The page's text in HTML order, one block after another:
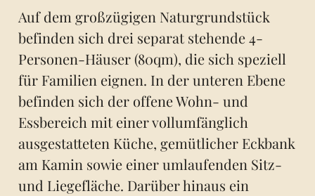
Auf dem großzügigen Naturgrundstück
befinden sich drei separat stehende 4-
Personen-Häuser (80qm), die sich speziell
für Familien eignen. In der unteren Ebene
befinden sich der offene Wohn- und
Essbereich mit einer vollumfänglich
ausgestatteten Küche, gemütlicher Eckbank
am Kamin sowie einer umlaufenden Sitz-
und Liegefläche. Darüber hinaus ein